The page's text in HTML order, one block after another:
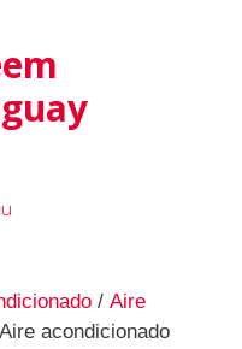
/ Aire
acondicionado